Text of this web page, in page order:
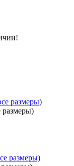
размеры)